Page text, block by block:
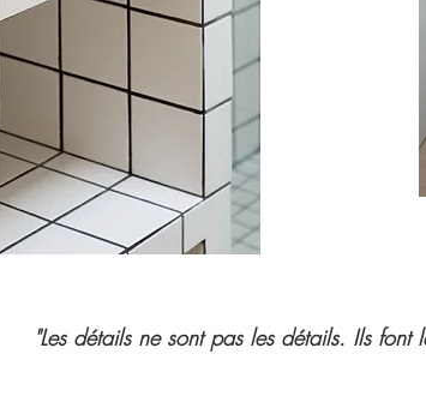
"Les détails ne sont pas les détails. Ils font